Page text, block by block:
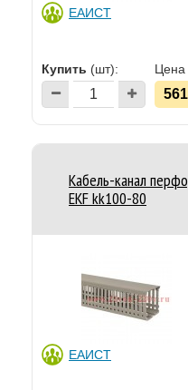
ЕАИСТ
Купить (шт): Цена
Кабель-канал
EKF kk100-80
ЕАИСТ